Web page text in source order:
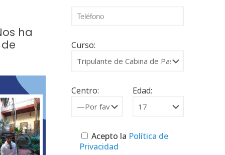
ha
Curso:
Centro: Edad:
Acepto la Política de
Privacidad